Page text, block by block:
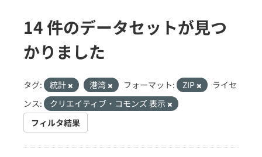
14 件のデータセットが見つ
かりました
タグ: 統計 港湾 フォーマット: ZIP
ライセ
ンス:
クリエイティブ・コモンズ 表示
フィルタ結果